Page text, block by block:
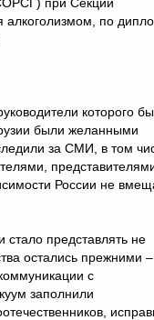
по
которого
были желанными
за СМИ, в том
России не
представлять не
остались прежними –
с
заполнили